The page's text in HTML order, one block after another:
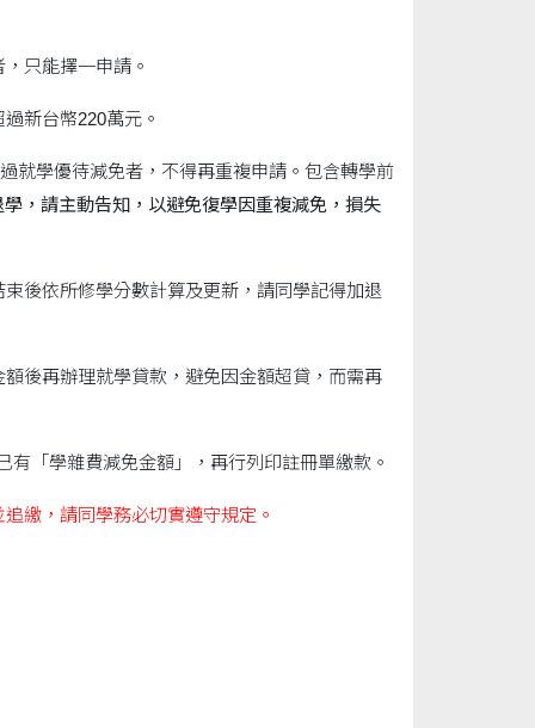
只能擇一申請。
新台幣220萬元。
就學優待減免者，不得再重複申請。包含轉學前
，請主動告知，以避免復學因重複減免，損失
後依所修學分數計算及更新，請同學記得加退
後再辦理就學貸款，避免因金額超貸，而需再
有「學雜費減免金額」，再行列印註冊單繳款。
繳，請同學務必切實遵守規定。